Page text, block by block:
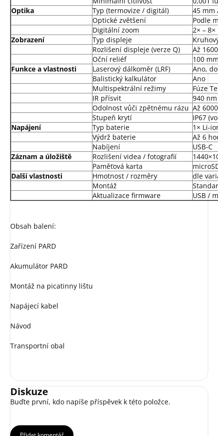
Optika
Typ (termovize / digitál)
45 mm
Optické zvětšení
Podle
Digitální zoom
2× – 8×
Zobrazení
Typ displeje
Rozlišení displeje (verze Q)
Až
Oční reliéf
100
Funkce a vlastnosti
Laserový dálkoměr (LRF)
Ano,
Balistický kalkulátor
Ano
Multispektrální režimy
Fúze
IR přísvit
940
Odolnost vůči zpětnému rázu Až
Stupeň krytí
IP67
Napájení
Typ baterie
1× Li-
Výdrž baterie
Až 6
Nabíjení
USB-C
Záznam a úložiště
Rozlišení videa / fotografií
Paměťová karta
Další vlastnosti
Hmotnost / rozměry
dle
Montáž
Aktualizace firmware
USB /
Obsah balení:
Zařízení PARD
Akumulátor PARD
Montáž na picatinny lištu
Napájecí kabel
Návod
Transportní obal
Diskuze
Buďte první, kdo napíše příspěvek k této položce.